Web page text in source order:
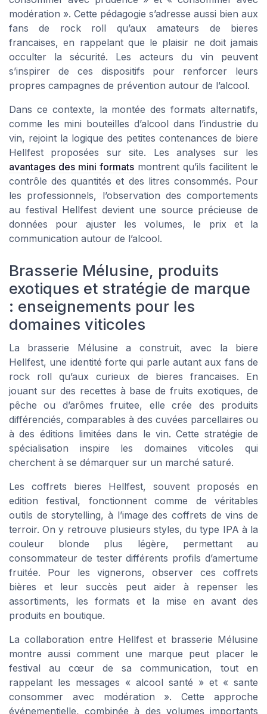
modération ». Cette pédagogie s’adresse aussi bien aux
fans de rock roll qu’aux amateurs de bieres
francaises, en rappelant que le plaisir ne doit jamais
occulter la sécurité. Les acteurs du vin peuvent
s’inspirer de ces dispositifs pour renforcer leurs
propres campagnes de prévention autour de l’alcool.
Dans ce contexte, la montée des formats alternatifs,
comme les mini bouteilles d’alcool dans l’industrie du
vin, rejoint la logique des petites contenances de biere
Hellfest proposées sur site. Les analyses sur les
avantages des mini formats montrent qu’ils facilitent le
contrôle des quantités et des litres consommés. Pour
les professionnels, l’observation des comportements
au festival Hellfest devient une source précieuse de
données pour ajuster les volumes, le prix et la
communication autour de l’alcool.
Brasserie Mélusine, produits
exotiques et stratégie de marque
: enseignements pour les
domaines viticoles
La brasserie Mélusine a construit, avec la biere
Hellfest, une identité forte qui parle autant aux fans de
rock roll qu’aux curieux de bieres francaises. En
jouant sur des recettes à base de fruits exotiques, de
pêche ou d’arômes fruitee, elle crée des produits
différenciés, comparables à des cuvées parcellaires ou
à des éditions limitées dans le vin. Cette stratégie de
spécialisation inspire les domaines viticoles qui
cherchent à se démarquer sur un marché saturé.
Les coffrets bieres Hellfest, souvent proposés en
edition festival, fonctionnent comme de véritables
outils de storytelling, à l’image des coffrets de vins de
terroir. On y retrouve plusieurs styles, du type IPA à la
couleur blonde plus légère, permettant au
consommateur de tester différents profils d’amertume
fruitée. Pour les vignerons, observer ces coffrets
bières et leur succès peut aider à repenser les
assortiments, les formats et la mise en avant des
produits en boutique.
La collaboration entre Hellfest et brasserie Mélusine
montre aussi comment une marque peut placer le
festival au cœur de sa communication, tout en
rappelant les messages « alcool santé » et « sante
consommer avec modération ». Cette approche
événementielle, combinée à des volumes importants